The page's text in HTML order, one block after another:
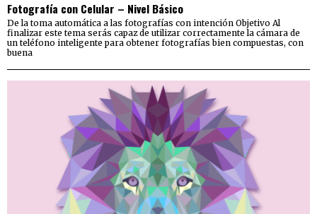
Fotografía con Celular – Nivel Básico
De la toma automática a las fotografías con intención Objetivo Al
finalizar este tema serás capaz de utilizar correctamente la cámara de
un teléfono inteligente para obtener fotografías bien compuestas, con
buena